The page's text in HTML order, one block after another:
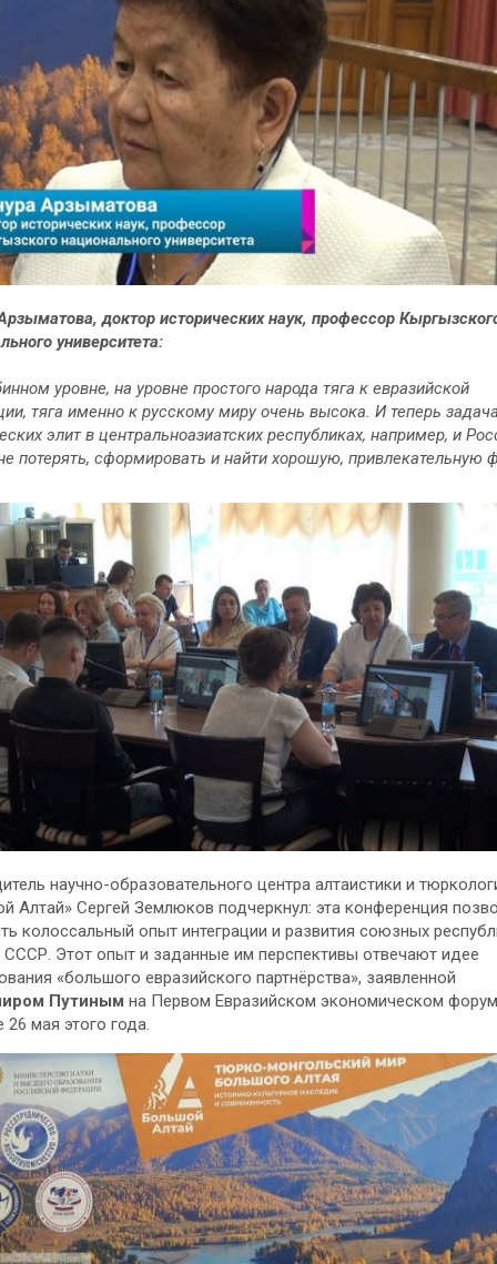
доктор исторических наук, профессор
университета:
уровне, на уровне простого народа тяга к евразийской
тяга именно к русскому миру очень высока. И теперь
элит в центральноазиатских республиках, например, и
потерять, сформировать и найти хорошую, привлекательную
научно-образовательного центра алтаистики и
Алтай» Сергей Землюков подчеркнул: эта конференция
колоссальный опыт интеграции и развития союзных
СССР. Этот опыт и заданные им перспективы отвечают идее
«большого евразийского партнёрства», заявленной
Путиным на Первом Евразийском экономическом
мая этого года.